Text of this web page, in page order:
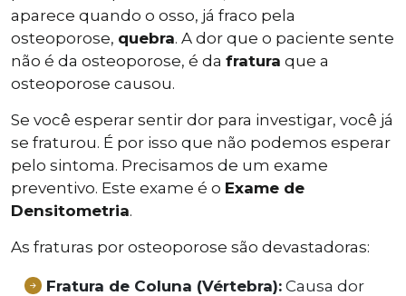
aparece quando o osso, já fraco pela
osteoporose, quebra. A dor que o paciente sente
não é da osteoporose, é da fratura que a
osteoporose causou.
Se você esperar sentir dor para investigar, você já
se fraturou. É por isso que não podemos esperar
pelo sintoma. Precisamos de um exame
preventivo. Este exame é o Exame de
Densitometria.
As fraturas por osteoporose são devastadoras:
Fratura de Coluna (Vértebra): Causa dor